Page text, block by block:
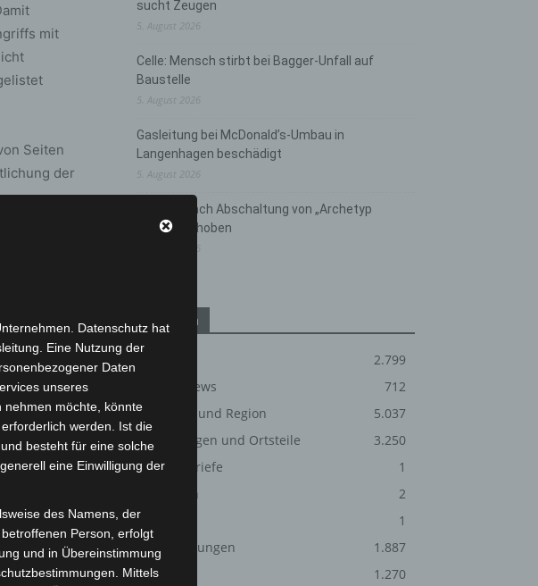
mit
Seiten
der
in
zu
und im
ist ein
sucht Zeugen
5. August 2026
Celle: Mensch stirbt bei Bagger-Unfall auf
Baustelle
5. August 2026
Gasleitung bei McDonald’s-Umbau in
Langenhagen beschädigt
5. August 2026
Anklage nach Abschaltung von „Archetyp
Market“ erhoben
Kategorien
2.799
Corona-News
712
Hannover und Region
5.037
Langenhagen und Ortsteile
3.250
Leserbriefe
1
Menschen
2
Über uns
1
Veranstaltungen
1.887
Welt
1.270
Datenschutz hat
Eine Nutzung der
Daten
unseres
nehmen möchte, könnte
werden. Ist die
besteht für eine solche
eine Einwilligung der
des Namens, der
Person, erfolgt
und in Übereinstimmung
Mittels